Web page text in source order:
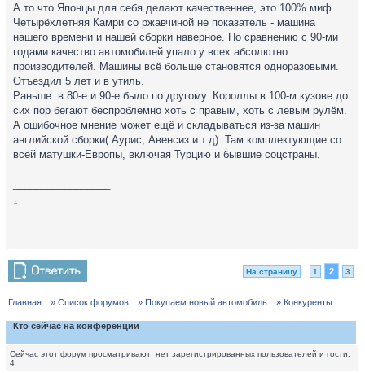
А то что Японцы для себя делают качественнее, это 100% миф.
Четырёхлетняя Камри со ржавчиной не показатель - машина
нашего времени и нашей сборки наверное. По сравнению с 90-ми
годами качество автомобилей упало у всех абсолютно
производителей. Машины всё больше становятся одноразовыми.
Отъездил 5 лет и в утиль.
Раньше. в 80-е и 90-е было по другому. Короллы в 100-м кузове до
сих пор бегают беспроблемно хоть с правым, хоть с левым рулём.
А ошибочное мнение может ещё и складываться из-за машин
английской сборки( Аурис, Авенсиз и т.д). Там комплектующие со
всей матушки-Европы, включая Турцию и бывшие соцстраны.
.
На страницу 1 2 3
Главная » Список форумов » Покупаем новый автомобиль » Конкуренты
Кто сейчас на конференции
Сейчас этот форум просматривают: нет зарегистрированных пользователей и гости:
4